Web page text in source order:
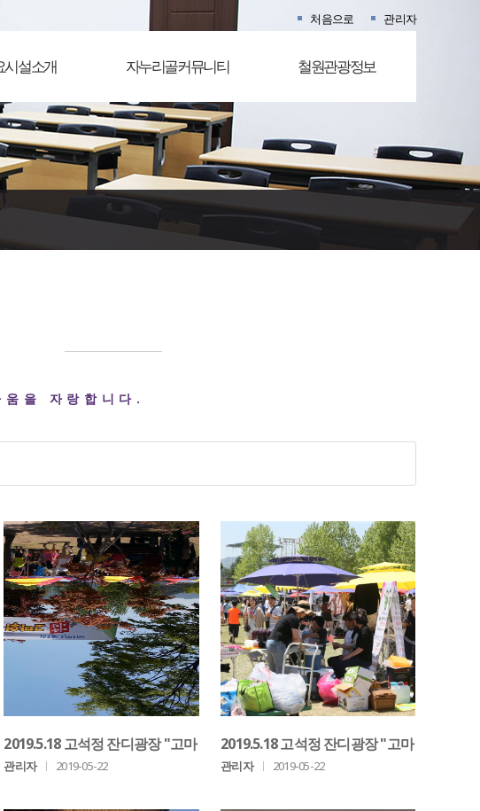
처음으로 관리자
시설소개 자누리골커뮤니티 철원관광정보
을 자랑합니다.
2019.5.18 고석정 잔디광장 "고마
워시장 놀이터"..
관리자 ㅣ 2019-05-22
2019.5.18 고석정 잔디광장 "고마
워시장 놀이터"..
관리자 ㅣ 2019-05-22